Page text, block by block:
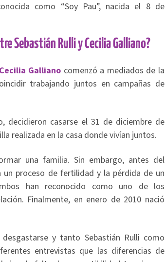
como “Soy Pau”, nacida el 8 de
Sebastián Rulli y Cecilia Galliano?
Galliano comenzó a mediados de la
trabajando juntos en campañas de
decidieron casarse el 31 de diciembre de
realizada en la casa donde vivían juntos.
una familia. Sin embargo, antes del
proceso de fertilidad y la pérdida de un
han reconocido como uno de los
Finalmente, en enero de 2010 nació
y tanto Sebastián Rulli como
entrevistas que las diferencias de